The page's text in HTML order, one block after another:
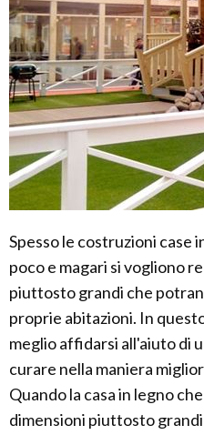
Spesso le costruzioni case
poco e magari si vogliono
piuttosto grandi che
proprie abitazioni. In
meglio affidarsi all'aiuto di
curare nella maniera
Quando la casa in legno
dimensioni piuttosto